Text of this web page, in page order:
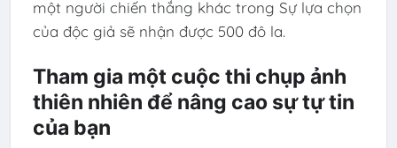
một người chiến thắng khác trong Sự lựa chọn
của độc giả sẽ nhận được 500 đô la.
Tham gia một cuộc thi chụp ảnh
thiên nhiên để nâng cao sự tự tin
của bạn